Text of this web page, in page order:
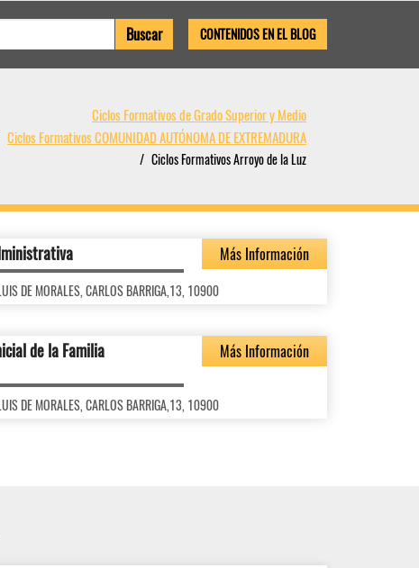
CONTENIDOS EN EL BLOG
Ciclos Formativos de Grado Superior y Medio
Ciclos Formativos COMUNIDAD AUTÓNOMA DE EXTREMADURA
Ciclos Formativos Arroyo de la Luz
Más Información
DE MORALES, CARLOS BARRIGA,13, 10900
de la Familia Más Información
DE MORALES, CARLOS BARRIGA,13, 10900